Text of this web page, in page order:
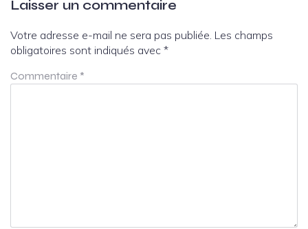
Laisser un commentaire
Votre adresse e-mail ne sera pas publiée. Les champs
obligatoires sont indiqués avec *
Commentaire *